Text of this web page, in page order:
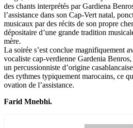
des chants interprétés par Gardiena
l’assistance dans son Cap-Vert natal,
musicaux par des récits de son propre
dépositaire d’une grande tradition
mère.
La soirée s’est conclue magnifiquement
vocaliste cap-verdienne Gardenia
un percussionniste d’origine
des rythmes typiquement marocains, ce
ovation de l’assistance.
Farid Mnebhi.